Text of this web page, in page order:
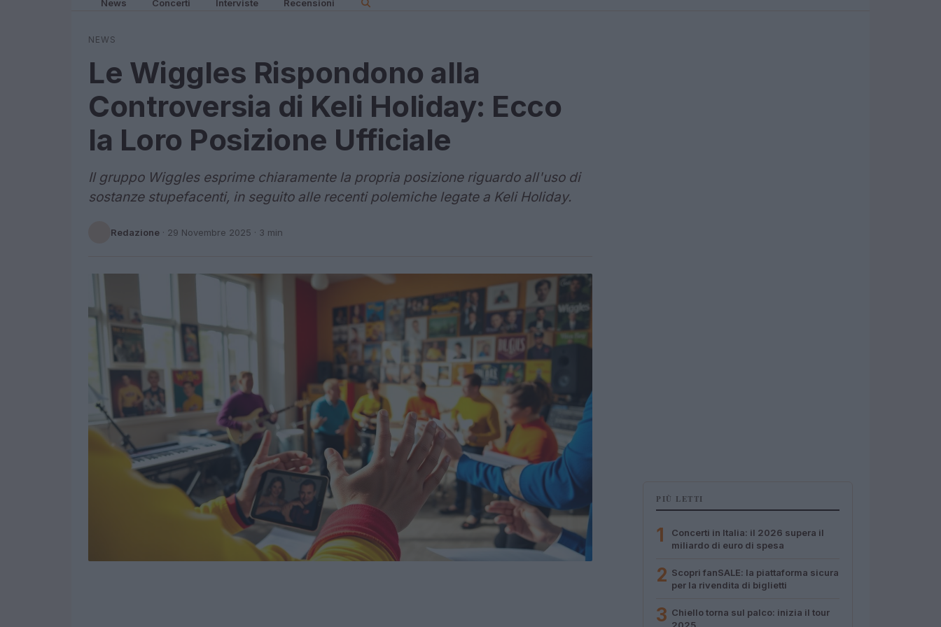
News Concerti Interviste Recensioni
NEWS
Le Wiggles Rispondono alla
Controversia di Keli Holiday: Ecco
la Loro Posizione Ufficiale
Il gruppo Wiggles esprime chiaramente la propria posizione riguardo all'uso di
sostanze stupefacenti, in seguito alle recenti polemiche legate a Keli Holiday.
Redazione · 29 Novembre 2025 · 3 min
PIÙ LETTI
1
Concerti in Italia: il 2026 supera il
miliardo di euro di spesa
2 Scopri fanSALE: la piattaforma sicura
per la rivendita di biglietti
3 Chiello torna sul palco: inizia il tour